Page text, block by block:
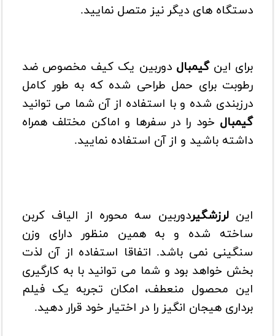
دستگاه های دیگر نیز متصل نمایید.
برای اینگیمبالدوربین یک کیف مخصوص ضد
رطوبت برای حمل طراحی شده که به طور کامل
درزبندی شده و با استفاده از آن شما می توانید
گیمبال خود را در سفرها و اماکن مختلف همراه
داشته باشید و از آن استفاده نمایید.
اینلرزشگیردوربین سه محوره از الیاف کربن
ساخته شده و به همین منظور دارای وزن
سنگینی نمی باشد. اتفاقا استفاده از آن لذت
بخش خواهد بود و شما می توانید با به کارگیری
این محصول منعطف، امکان تجربه یک فیلم
برداری هیجان انگیز را در اختیار خود قرار دهید.